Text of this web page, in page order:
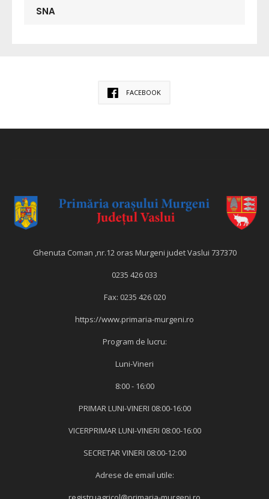
SNA
FACEBOOK
Ghenuta Coman ,nr.12 oras Murgeni judet Vaslui 737370
0235 426 033
Fax: 0235 426 020
https://www.primaria-murgeni.ro
Program de lucru:
Luni-Vineri
8:00 - 16:00
PRIMAR LUNI-VINERI 08:00-16:00
VICERPRIMAR LUNI-VINERI 08:00-16:00
SECRETAR VINERI 08:00-12:00
Adrese de email utile: